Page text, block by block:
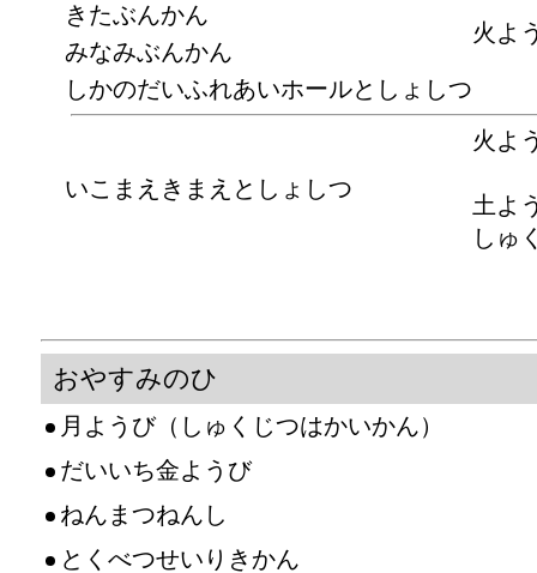
火よ
きたぶんかん
みなみぶんかん
しかのだいふれあいホールとしょしつ
いこまえきまえとしょしつ
火よ
土よ
しゅ
おやすみのひ
月ようび（しゅくじつはかいかん）
だいいち金ようび
ねんまつねんし
とくべつせいりきかん